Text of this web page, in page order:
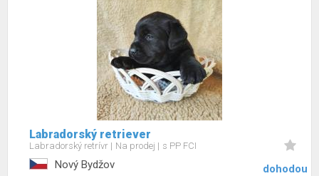
Labradorský retriever
Labradorský retrívr Na prodej s PP FCI
Nový Bydžov dohodou